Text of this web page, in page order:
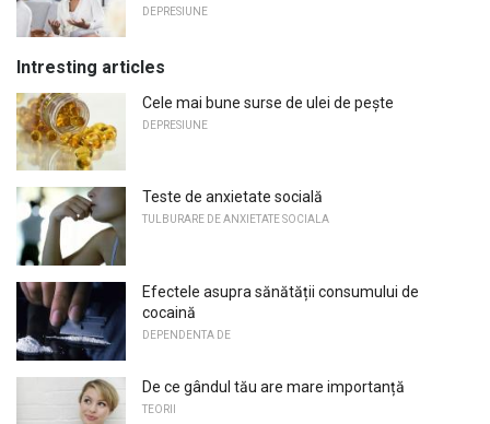
DEPRESIUNE
Intresting articles
Cele mai bune surse de ulei de pește
DEPRESIUNE
Teste de anxietate socială
TULBURARE DE ANXIETATE SOCIALA
Efectele asupra sănătății consumului de
cocaină
DEPENDENTA DE
De ce gândul tău are mare importanță
TEORII